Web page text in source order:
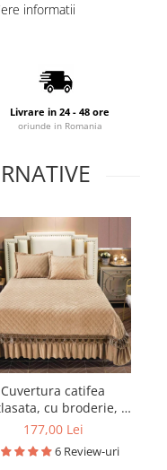
informatii
Livrare in 24 - 48 ore
oriunde in Romania
Cuvertura catifea
cu broderie, 3
uni, 220X240 cm
CC80
177,00 Lei
6 Review-uri